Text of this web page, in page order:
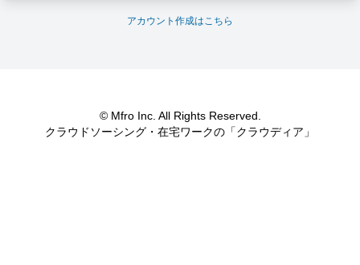
アカウント作成はこちら
© Mfro Inc. All Rights Reserved.
クラウドソーシング・在宅ワークの「クラウディア」